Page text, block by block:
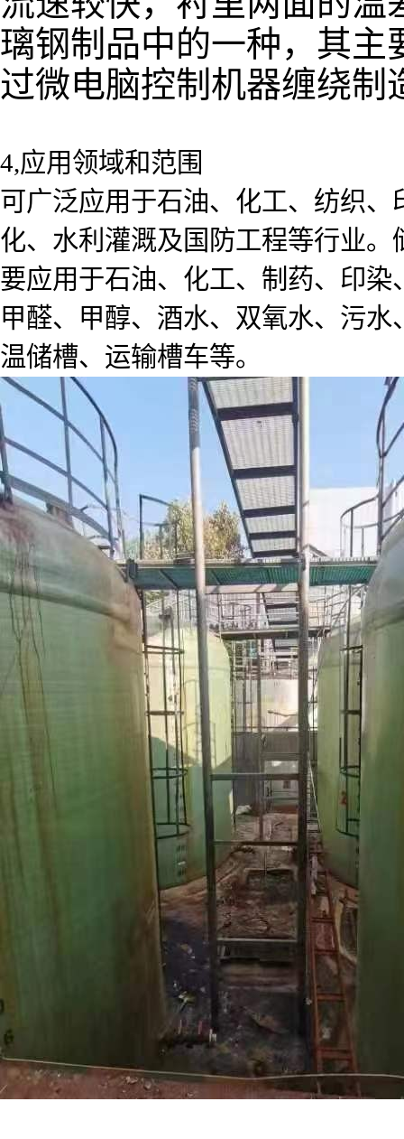
璃钢制品中的一种，其主
过微电脑控制机器缠绕制
4,应用领域和范围
可广泛应用于石油、化工、纺织
化、水利灌溉及国防工程等行业
要应用于石油、化工、制药、印
甲醛、甲醇、酒水、双氧水、污
温储槽、运输槽车等。